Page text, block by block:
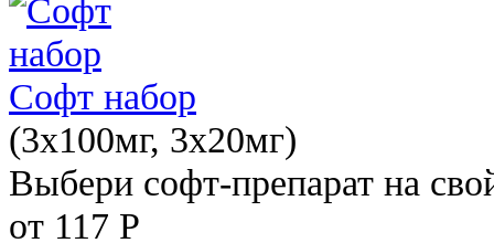
Софт набор
(3x100мг, 3x20мг)
Выбери софт-препарат на
от 117 Р